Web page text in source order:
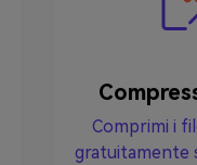
Comprimi i
gratuitamente